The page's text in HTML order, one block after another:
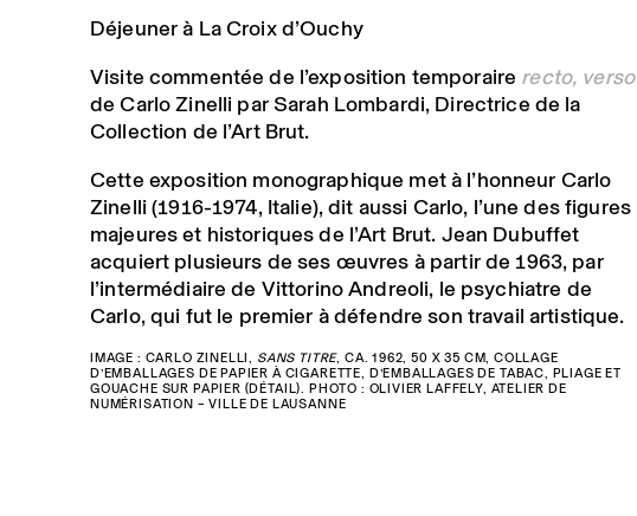
Déjeuner à La Croix d’Ouchy
Visite commentée de l’exposition temporaire recto, verso
de Carlo Zinelli par Sarah Lombardi, Directrice de la
Collection de l’Art Brut.
Cette exposition monographique met à l’honneur Carlo
Zinelli (1916-1974, Italie), dit aussi Carlo, l’une des figures
majeures et historiques de l’Art Brut. Jean Dubuffet
acquiert plusieurs de ses œuvres à partir de 1963, par
l’intermédiaire de Vittorino Andreoli, le psychiatre de
Carlo, qui fut le premier à défendre son travail artistique.
IMAGE : CARLO ZINELLI, SANS TITRE, CA. 1962, 50 X 35 CM, COLLAGE
D’EMBALLAGES DE PAPIER À CIGARETTE, D’EMBALLAGES DE TABAC, PLIAGE ET
GOUACHE SUR PAPIER (DÉTAIL). PHOTO : OLIVIER LAFFELY, ATELIER DE
NUMÉRISATION – VILLE DE LAUSANNE